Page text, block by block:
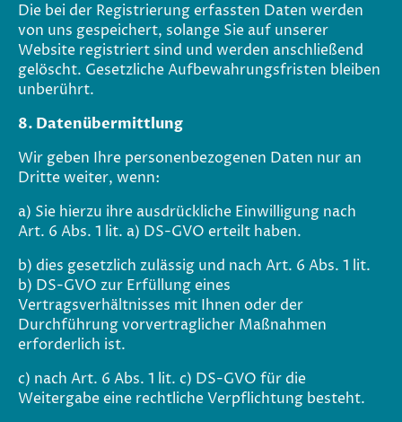
Die bei der Registrierung erfassten Daten werden
von uns gespeichert, solange Sie auf unserer
Website registriert sind und werden anschließend
gelöscht. Gesetzliche Aufbewahrungsfristen bleiben
unberührt.
8. Datenübermittlung
Wir geben Ihre personenbezogenen Daten nur an
Dritte weiter, wenn:
a) Sie hierzu ihre ausdrückliche Einwilligung nach
Art. 6 Abs. 1 lit. a) DS-GVO erteilt haben.
b) dies gesetzlich zulässig und nach Art. 6 Abs. 1 lit.
b) DS-GVO zur Erfüllung eines
Vertragsverhältnisses mit Ihnen oder der
Durchführung vorvertraglicher Maßnahmen
erforderlich ist.
c) nach Art. 6 Abs. 1 lit. c) DS-GVO für die
Weitergabe eine rechtliche Verpflichtung besteht.